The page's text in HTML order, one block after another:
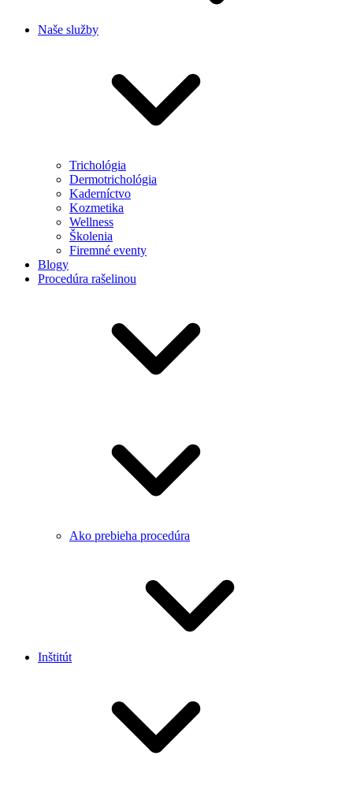
Naše služby
Trichológia
Dermotrichológia
Kaderníctvo
Kozmetika
Wellness
Školenia
Firemné eventy
Blogy
Procedúra rašelinou
Ako prebieha procedúra
Inštitút